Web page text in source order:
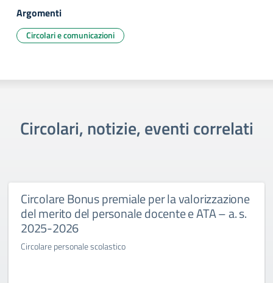
Argomenti
Circolari e comunicazioni
Circolari, notizie, eventi correlati
Circolare Bonus premiale per la valorizzazione
del merito del personale docente e ATA – a. s.
2025-2026
Circolare personale scolastico